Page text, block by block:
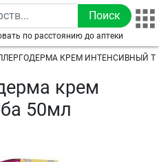
по расстоянию до аптеки
КРЕМ ИНТЕНСИВНЫЙ
крем
50мл